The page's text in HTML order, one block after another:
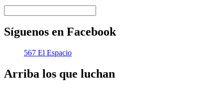
Síguenos en Facebook
567 El Espacio
Arriba los que luchan